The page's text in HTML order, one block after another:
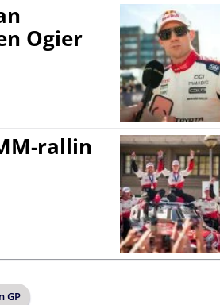
Ogier
rallin
GP